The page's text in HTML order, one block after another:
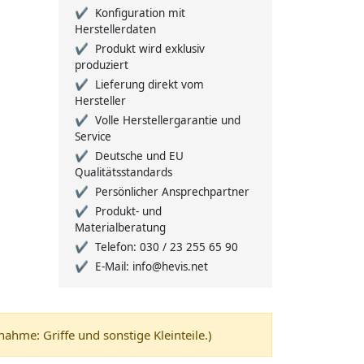
Konfiguration mit
Herstellerdaten
Produkt wird exklusiv
produziert
Lieferung direkt vom
Hersteller
Volle Herstellergarantie und
Service
Deutsche und EU
Qualitätsstandards
Persönlicher Ansprechpartner
Produkt- und
Materialberatung
Telefon: 030 / 23 255 65 90
E-Mail: info@hevis.net
Griffe und sonstige Kleinteile.)